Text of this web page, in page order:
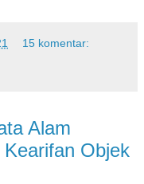
15 komentar:
Alam
Objek